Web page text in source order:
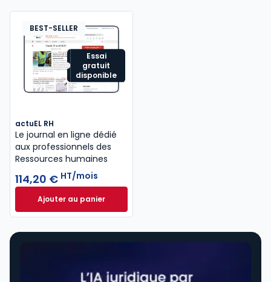
Essai
gratuit
disponible
BEST-SELLER
actuEL RH
Le journal en ligne dédié
aux professionnels des
Ressources humaines
114,20 € HT/mois
Ajouter au panieractuEL RH à 114,20 €